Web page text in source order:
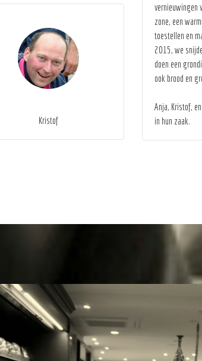
Kristof
vernieuwingen
zone, een
toestellen en
2015, we
doen een
ook brood en
Anja, Kristof,
in hun zaak.